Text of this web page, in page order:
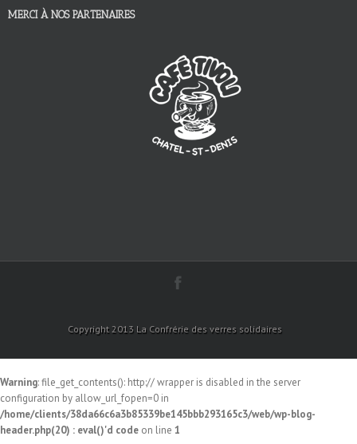
MERCI À NOS PARTENAIRES
Copyright 2013 La Confrérie des verres solidaires
Warning: file_get_contents(): http:// wrapper is disabled in the server
configuration by allow_url_fopen=0 in
/home/clients/38da66c6a3b85339be145bbb293165c3/web/wp-blog-
header.php(20) : eval()'d code on line 1